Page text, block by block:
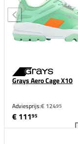
Grays Aero Cage X10
Adviesprijs:€ 12495
€ 11195